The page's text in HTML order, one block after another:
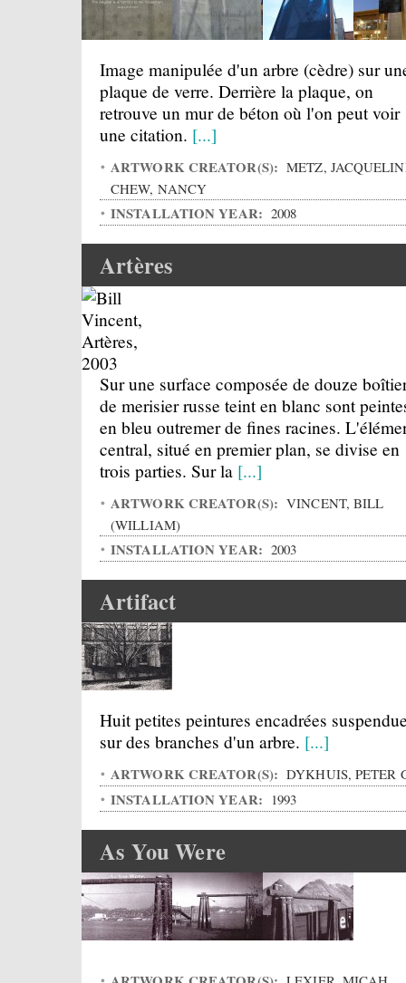
Image manipulée d'un arbre (cèdre) sur
plaque de verre. Derrière la plaque, on
retrouve un mur de béton où l'on peut voir
une citation. [...]
ARTWORK CREATOR(S): METZ,
CHEW, NANCY
INSTALLATION YEAR: 2008
Artères
Sur une surface composée de douze
de merisier russe teint en blanc sont
en bleu outremer de fines racines.
central, situé en premier plan, se divise en
trois parties. Sur la [...]
ARTWORK CREATOR(S): VINCENT, BILL
(WILLIAM)
INSTALLATION YEAR: 2003
Artifact
Huit petites peintures encadrées
sur des branches d'un arbre. [...]
ARTWORK CREATOR(S): DYKHUIS, PETER
INSTALLATION YEAR: 1993
As You Were